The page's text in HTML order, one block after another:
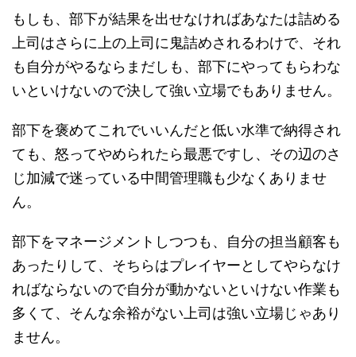
もしも、部下が結果を出せなければあなたは詰める
上司はさらに上の上司に鬼詰めされるわけで、それ
も自分がやるならまだしも、部下にやってもらわな
いといけないので決して強い立場でもありません。
部下を褒めてこれでいいんだと低い水準で納得され
ても、怒ってやめられたら最悪ですし、その辺のさ
じ加減で迷っている中間管理職も少なくありませ
ん。
部下をマネージメントしつつも、自分の担当顧客も
あったりして、そちらはプレイヤーとしてやらなけ
ればならないので自分が動かないといけない作業も
多くて、そんな余裕がない上司は強い立場じゃあり
ません。